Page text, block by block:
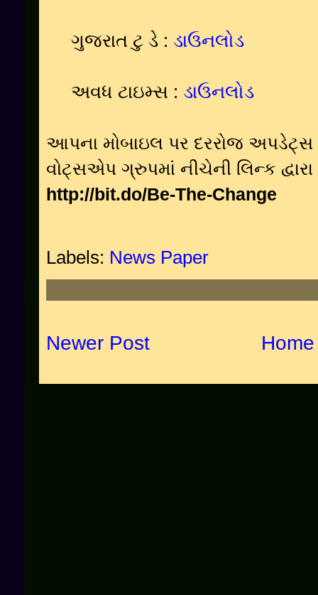
ગુજરાત ટુ ડે : ડાઉનલોડ
અવધ ટાઇમ્સ : ડાઉનલોડ
આપના મોબાઇલ પર દરરોજ અપડેટ્સ
વોટ્સએપ ગ્રુપમાં નીચેની લિન્ક
http://bit.do/Be-The-Change
Labels: News Paper
Newer Post Home